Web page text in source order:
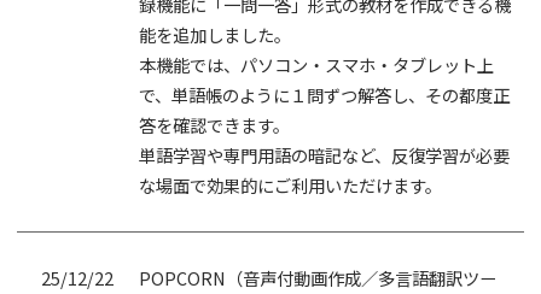
能を追加しました。
本機能では、パソコン・スマホ・タブレット上
で、単語帳のように１問ずつ解答し、その都度正
答を確認できます。
単語学習や専門用語の暗記など、反復学習が必要
な場面で効果的にご利用いただけます。
25/12/22
POPCORN（音声付動画作成／多言語翻訳ツー